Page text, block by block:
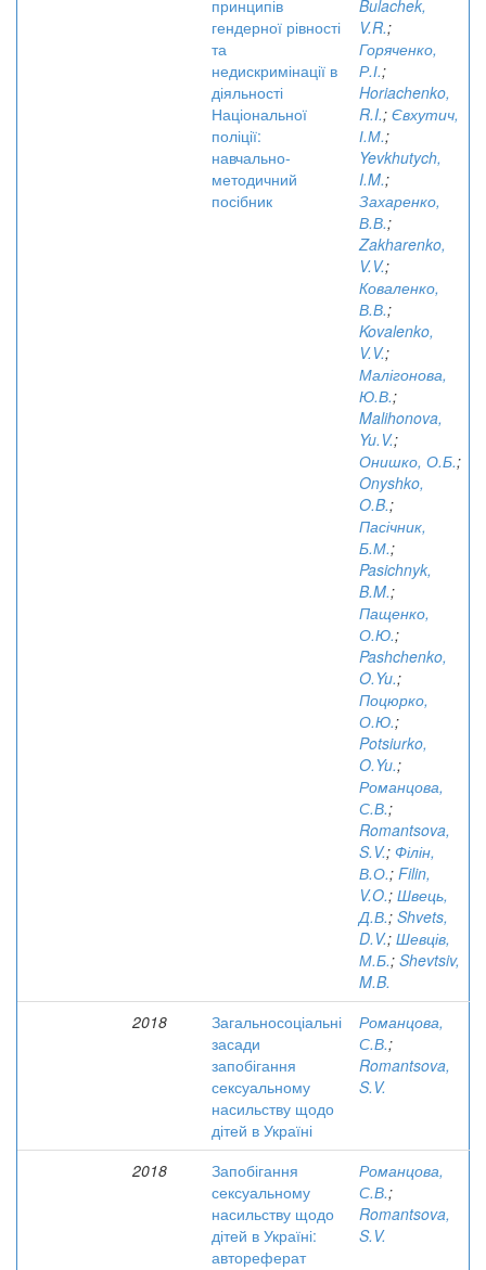
принципів
гендерної рівності
та
недискримінації в
діяльності
Національної
поліції:
навчально-
методичний
посібник
Bulachek,
V.R.;
Горяченко,
Р.І.;
Horiachenko,
R.I.; Євхутич,
І.М.;
Yevkhutych,
I.M.;
Захаренко,
В.В.;
Zakharenko,
V.V.;
Коваленко,
В.В.;
Kovalenko,
V.V.;
Малігонова,
Ю.В.;
Malihonova,
Yu.V.;
Онишко, О.Б.;
Onyshko,
O.B.;
Пасічник,
Б.М.;
Pasichnyk,
B.M.;
Пащенко,
О.Ю.;
Pashchenko,
O.Yu.;
Поцюрко,
О.Ю.;
Potsiurko,
O.Yu.;
Романцова,
С.В.;
Romantsova,
S.V.; Філін,
В.О.; Filin,
V.O.; Швець,
Д.В.; Shvets,
D.V.; Шевців,
М.Б.; Shevtsiv,
M.B.
2018
Загальносоціальні
засади
запобігання
сексуальному
насильству щодо
дітей в Україні
Романцова,
С.В.;
Romantsova,
S.V.
2018
Запобігання
сексуальному
насильству щодо
дітей в Україні:
автореферат
Романцова,
С.В.;
Romantsova,
S.V.